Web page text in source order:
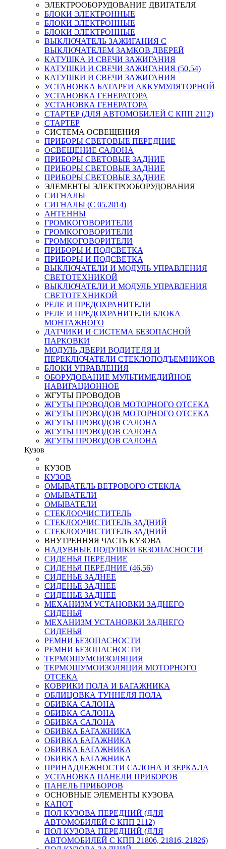
ЭЛЕКТРООБОРУДОВАНИЕ ДВИГАТЕЛЯ
БЛОКИ ЭЛЕКТРОННЫЕ
БЛОКИ ЭЛЕКТРОННЫЕ
БЛОКИ ЭЛЕКТРОННЫЕ
ВЫКЛЮЧАТЕЛЬ ЗАЖИГАНИЯ С
ВЫКЛЮЧАТЕЛЕМ ЗАМКОВ ДВЕРЕЙ
КАТУШКА И СВЕЧИ ЗАЖИГАНИЯ
КАТУШКИ И СВЕЧИ ЗАЖИГАНИЯ (50,54)
КАТУШКИ И СВЕЧИ ЗАЖИГАНИЯ
УСТАНОВКА БАТАРЕИ АККУМУЛЯТОРНОЙ
УСТАНОВКА ГЕНЕРАТОРА
УСТАНОВКА ГЕНЕРАТОРА
СТАРТЕР (ДЛЯ АВТОМОБИЛЕЙ С КПП 2112)
СТАРТЕР
СИСТЕМА ОСВЕЩЕНИЯ
ПРИБОРЫ СВЕТОВЫЕ ПЕРЕДНИЕ
ОСВЕЩЕНИЕ САЛОНА
ПРИБОРЫ СВЕТОВЫЕ ЗАДНИЕ
ПРИБОРЫ СВЕТОВЫЕ ЗАДНИЕ
ПРИБОРЫ СВЕТОВЫЕ ЗАДНИЕ
ЭЛЕМЕНТЫ ЭЛЕКТРООБОРУДОВАНИЯ
СИГНАЛЫ
СИГНАЛЫ (С 05.2014)
АНТЕННЫ
ГРОМКОГОВОРИТЕЛИ
ГРОМКОГОВОРИТЕЛИ
ГРОМКОГОВОРИТЕЛИ
ПРИБОРЫ И ПОДСВЕТКА
ПРИБОРЫ И ПОДСВЕТКА
ВЫКЛЮЧАТЕЛИ И МОДУЛЬ УПРАВЛЕНИЯ
СВЕТОТЕХНИКОЙ
ВЫКЛЮЧАТЕЛИ И МОДУЛЬ УПРАВЛЕНИЯ
СВЕТОТЕХНИКОЙ
РЕЛЕ И ПРЕДОХРАНИТЕЛИ
РЕЛЕ И ПРЕДОХРАНИТЕЛИ БЛОКА
МОНТАЖНОГО
ДАТЧИКИ И СИСТЕМА БЕЗОПАСНОЙ
ПАРКОВКИ
МОДУЛЬ ДВЕРИ ВОДИТЕЛЯ И
ПЕРЕКЛЮЧАТЕЛИ СТЕКЛОПОДЪЕМНИКОВ
БЛОКИ УПРАВЛЕНИЯ
ОБОРУДОВАНИЕ МУЛЬТИМЕДИЙНОЕ
НАВИГАЦИОННОЕ
ЖГУТЫ ПРОВОДОВ
ЖГУТЫ ПРОВОДОВ МОТОРНОГО ОТСЕКА
ЖГУТЫ ПРОВОДОВ МОТОРНОГО ОТСЕКА
ЖГУТЫ ПРОВОДОВ САЛОНА
ЖГУТЫ ПРОВОДОВ САЛОНА
ЖГУТЫ ПРОВОДОВ САЛОНА
Кузов
КУЗОВ
КУЗОВ
ОМЫВАТЕЛЬ ВЕТРОВОГО СТЕКЛА
ОМЫВАТЕЛИ
ОМЫВАТЕЛИ
СТЕКЛООЧИСТИТЕЛЬ
СТЕКЛООЧИСТИТЕЛЬ ЗАДНИЙ
СТЕКЛООЧИСТИТЕЛЬ ЗАДНИЙ
ВНУТРЕННЯЯ ЧАСТЬ КУЗОВА
НАДУВНЫЕ ПОДУШКИ БЕЗОПАСНОСТИ
СИДЕНЬЯ ПЕРЕДНИЕ
СИДЕНЬЯ ПЕРЕДНИЕ (46,56)
СИДЕНЬЕ ЗАДНЕЕ
СИДЕНЬЕ ЗАДНЕЕ
СИДЕНЬЕ ЗАДНЕЕ
МЕХАНИЗМ УСТАНОВКИ ЗАДНЕГО
СИДЕНЬЯ
МЕХАНИЗМ УСТАНОВКИ ЗАДНЕГО
СИДЕНЬЯ
РЕМНИ БЕЗОПАСНОСТИ
РЕМНИ БЕЗОПАСНОСТИ
ТЕРМОШУМОИЗОЛЯЦИЯ
ТЕРМОШУМОИЗОЛЯЦИЯ МОТОРНОГО
ОТСЕКА
КОВРИКИ ПОЛА И БАГАЖНИКА
ОБЛИЦОВКА ТУННЕЛЯ ПОЛА
ОБИВКА САЛОНА
ОБИВКА САЛОНА
ОБИВКА САЛОНА
ОБИВКА БАГАЖНИКА
ОБИВКА БАГАЖНИКА
ОБИВКА БАГАЖНИКА
ОБИВКА БАГАЖНИКА
ПРИНАДЛЕЖНОСТИ САЛОНА И ЗЕРКАЛА
УСТАНОВКА ПАНЕЛИ ПРИБОРОВ
ПАНЕЛЬ ПРИБОРОВ
ОСНОВНЫЕ ЭЛЕМЕНТЫ КУЗОВА
КАПОТ
ПОЛ КУЗОВА ПЕРЕДНИЙ (ДЛЯ
АВТОМОБИЛЕЙ С КПП 2112)
ПОЛ КУЗОВА ПЕРЕДНИЙ (ДЛЯ
АВТОМОБИЛЕЙ С КПП 21806, 21816, 21826)